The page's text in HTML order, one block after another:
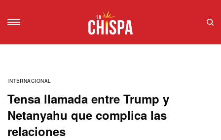
INTERNACIONAL
Tensa llamada entre Trump y
Netanyahu que complica las
relaciones